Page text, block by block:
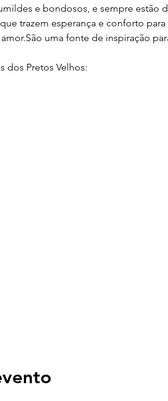
e bondosos, e sempre estão
trazem esperança e conforto
uma fonte de inspiração
dos Pretos Velhos: